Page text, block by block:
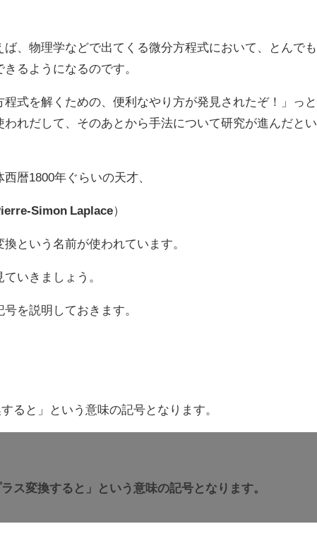
、物理学などで出てくる微分方程式において、とんでも
るようになるのです。
式を解くための、便利なやり方が発見されたぞ！」っと
れだして、そのあとから手法について研究が進んだとい
暦1800年ぐらいの天才、
Simon Laplace）
という名前が使われています。
いきましょう。
を説明しておきます。
ると」という意味の記号となります。
ス変換すると」という意味の記号となります。